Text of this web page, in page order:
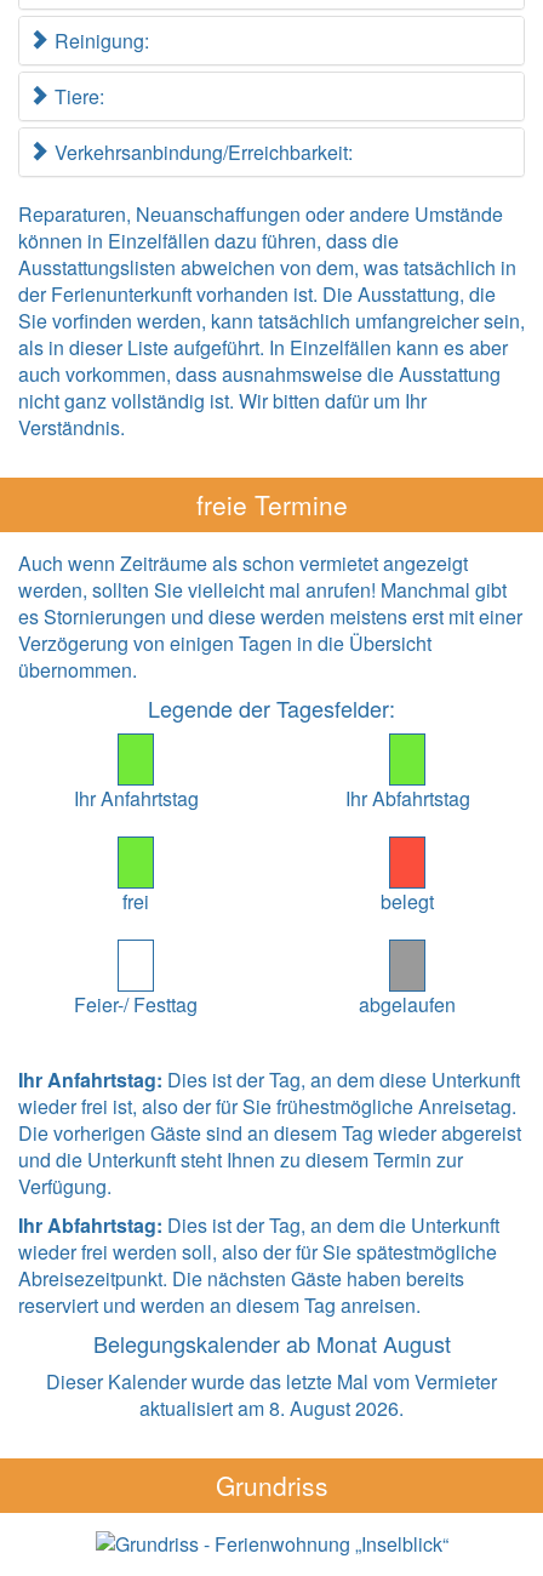
Reinigung:
Tiere:
Verkehrsanbindung/Erreichbarkeit:
Reparaturen, Neuanschaffungen oder andere Umstände
können in Einzelfällen dazu führen, dass die
Ausstattungslisten abweichen von dem, was tatsächlich in
der Ferienunterkunft vorhanden ist. Die Ausstattung, die
Sie vorfinden werden, kann tatsächlich umfangreicher sein,
als in dieser Liste aufgeführt. In Einzelfällen kann es aber
auch vorkommen, dass ausnahmsweise die Ausstattung
nicht ganz vollständig ist. Wir bitten dafür um Ihr
Verständnis.
freie Termine
Auch wenn Zeiträume als schon vermietet angezeigt
werden, sollten Sie vielleicht mal anrufen! Manchmal gibt
es Stornierungen und diese werden meistens erst mit einer
Verzögerung von einigen Tagen in die Übersicht
übernommen.
Legende der Tagesfelder:
Ihr Anfahrtstag Ihr Abfahrtstag
frei belegt
Feier-/ Festtag abgelaufen
Ihr Anfahrtstag: Dies ist der Tag, an dem diese Unterkunft
wieder frei ist, also der für Sie frühestmögliche Anreisetag.
Die vorherigen Gäste sind an diesem Tag wieder abgereist
und die Unterkunft steht Ihnen zu diesem Termin zur
Verfügung.
Ihr Abfahrtstag: Dies ist der Tag, an dem die Unterkunft
wieder frei werden soll, also der für Sie spätestmögliche
Abreisezeitpunkt. Die nächsten Gäste haben bereits
reserviert und werden an diesem Tag anreisen.
Belegungskalender ab Monat August
Dieser Kalender wurde das letzte Mal vom Vermieter
aktualisiert am 8. August 2026.
Grundriss